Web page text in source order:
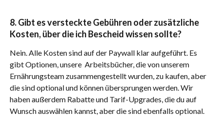
8. Gibt es versteckte Gebühren oder zusätzliche
Kosten, über die ich Bescheid wissen sollte?
Nein. Alle Kosten sind auf der Paywall klar aufgeführt. Es
gibt Optionen, unsere  Arbeitsbücher, die von unserem
Ernährungsteam zusammengestellt wurden, zu kaufen, aber
die sind optional und können übersprungen werden. Wir
haben außerdem Rabatte und Tarif-Upgrades, die du auf
Wunsch auswählen kannst, aber die sind ebenfalls optional.